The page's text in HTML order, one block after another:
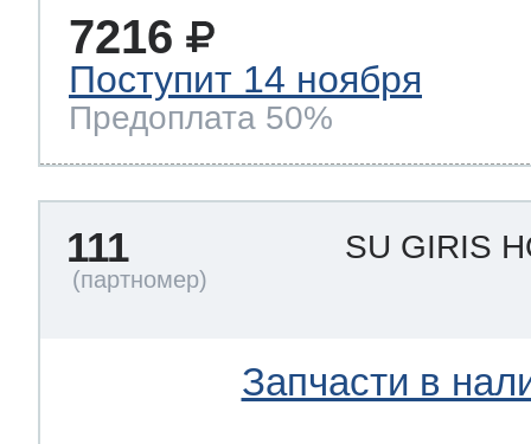
7216
Поступит 14 ноября
Предоплата 50%
111 SU GIRIS
Запчасти в